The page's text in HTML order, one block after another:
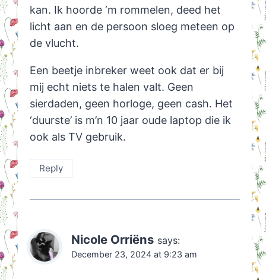
kan. Ik hoorde ‘m rommelen, deed het
licht aan en de persoon sloeg meteen op
de vlucht.
Een beetje inbreker weet ook dat er bij
mij echt niets te halen valt. Geen
sierdaden, geen horloge, geen cash. Het
‘duurste’ is m’n 10 jaar oude laptop die ik
ook als TV gebruik.
Reply
Nicole Orriëns says:
December 23, 2024 at 9:23 am